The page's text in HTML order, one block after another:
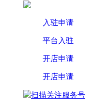
入驻申请
平台入驻
开店申请
开店申请
扫描关注服务号